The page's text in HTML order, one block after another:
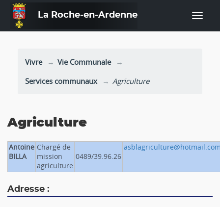
La Roche-en-Ardenne
Vivre
Vie Communale
Services communaux
Agriculture
Agriculture
Antoine
BILLA
Chargé de
mission
agriculture
0489/39.96.26
Adresse :